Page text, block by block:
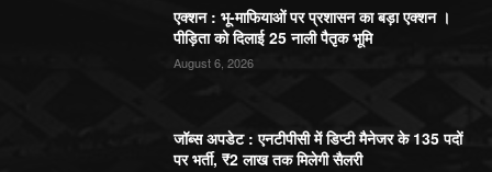
एक्शन : भू-माफियाओं पर प्रशासन का बड़ा एक्शन ।
पीड़िता को दिलाई 25 नाली पैतृक भूमि
August 6, 2026
जॉब्स अपडेट : एनटीपीसी में डिप्टी मैनेजर के 135 पदों
पर भर्ती, ₹2 लाख तक मिलेगी सैलरी